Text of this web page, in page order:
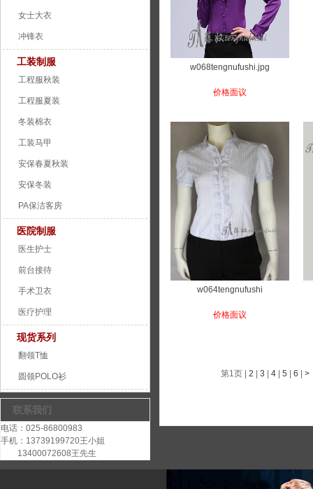
女士大衣
冲锋衣
工装制服
工程服秋装
工程服夏装
冬装棉衣
工装马甲
安保春夏秋装
安保冬装
PA保洁客房
医院制服
医生护士
前台接待
手术卫衣
医疗护理
现货系列
翻领T恤
圆领POLO衫
联系我们
电话：025-86800983
手机：13739199720王小姐
13400072608王先生
w068tengnufushi.jpg
价格面议
w064tengnufushi
价格面议
第1页| 2 3 4 5 6 >